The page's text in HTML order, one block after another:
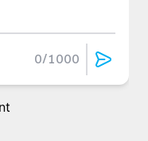
0/1000